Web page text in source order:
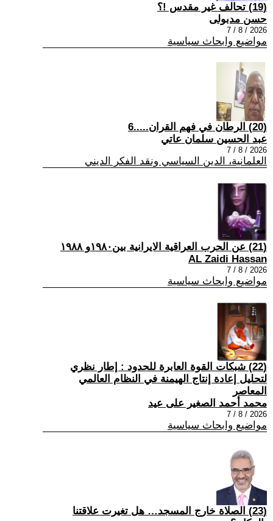
(19) تحالف غير مقدس !؟
حسن مدبولى
2026 / 8 / 7
مواضيع وابحاث سياسية
(20) الرطان في فهم القران.....6
عبد الحسين سلمان عاتي
2026 / 8 / 7
العلمانية، الدين السياسي ونقد الفكر الديني
(21) عن الحرب العراقية الايرانية بين١٩٨٠و ١٩٨٨
AL Zaidi Hassan
2026 / 8 / 7
مواضيع وابحاث سياسية
(22) شبكات القوة العابرة للحدود : إطار نظري
لتحليل إعادة إنتاج الهيمنة في النظام العالمي
المعاصر
محمد أحمد الصغير على عيد
2026 / 8 / 7
مواضيع وابحاث سياسية
(23) الصلاة خارج المسجد… هل تغيرت علاقتنا